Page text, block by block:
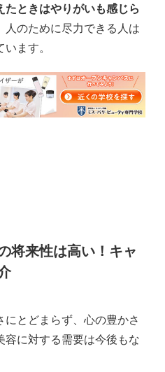
たときはやりがいも感じら
人のために尽力できる人は
ます。
将来性は高い！キャ
とどまらず、心の豊かさ
容に対する需要は今後もな